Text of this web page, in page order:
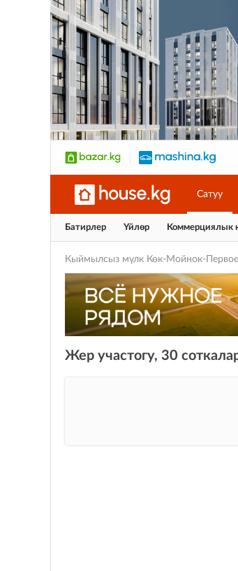
Сатуу
Батирлер Үйлөр Коммерциялык
Кыймылсыз мүлк Көк-Мойнок-
Жер участогу, 30